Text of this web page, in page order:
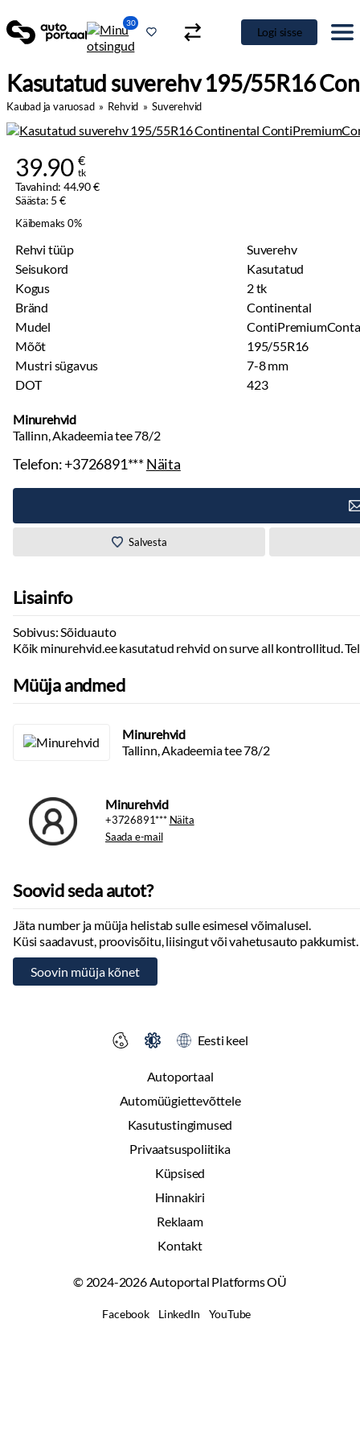
30
Logi sisse
Kasutatud suverehv 195/55R16
Kaubad ja varuosad» Rehvid »Suverehvid
39.90 €
tk
Tavahind: 44.90 €
Säästa: 5 €
Käibemaks 0%
Rehvi tüüp
Suverehv
Seisukord
Kasutatud
Kogus
2 tk
Bränd
Continental
Mudel
Mõõt
195/55R16
Mustri sügavus
7-8 mm
DOT
423
Minurehvid
Tallinn, Akadeemia tee 78/2
Telefon:+3726891***Näita
Salvesta
Lisainfo
Sobivus: Sõiduauto
Kõik minurehvid.ee kasutatud rehvid on surve all kontrollitud.
Müüja andmed
Minurehvid
Tallinn, Akadeemia tee 78/2
Minurehvid
+3726891*** Näita
Saada e-mail
Soovid seda autot?
Jäta number ja müüja helistab sulle esimesel võimalusel.
Küsi saadavust, proovisõitu, liisingut või vahetusauto pakkumist.
© 2024-2026 Autoportal Platforms OÜ
Autoportaal
Automüügiettevõttele
Kasutustingimused
Privaatsuspoliitika
Küpsised
Hinnakiri
Reklaam
Kontakt
Eesti keel
Facebook LinkedIn YouTube